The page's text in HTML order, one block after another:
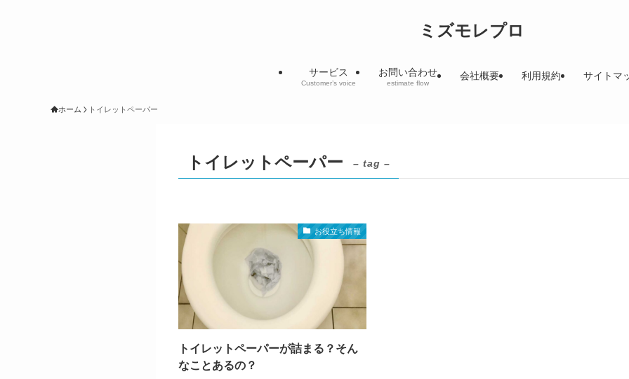
ミズモレプロ
サービス
Customer’s voice
お問い合わせ
estimate flow
会社概要 利用規約 サイトマ
ホーム トイレットペーパー
トイレットペーパー – tag –
お役立ち情報
トイレットペーパーが詰まる？そん
なことあるの？